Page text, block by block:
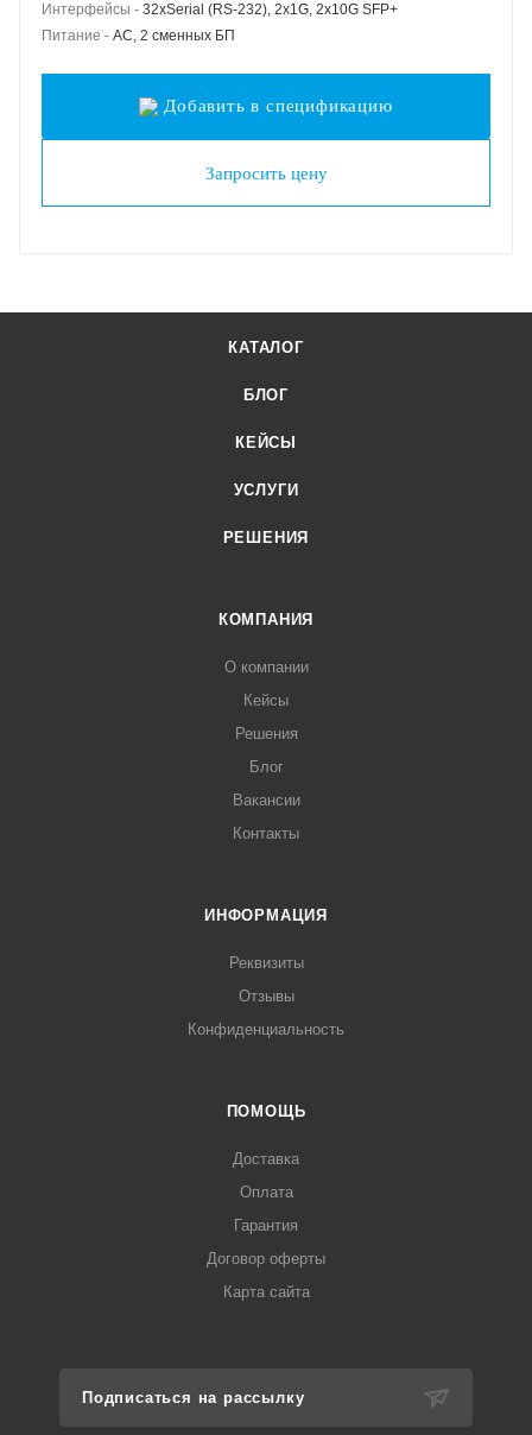
Интерфейсы - 32xSerial (RS-232), 2x1G, 2x10G SFP+
Питание - AC, 2 сменных БП
Добавить в спецификацию
Запросить цену
КАТАЛОГ
БЛОГ
КЕЙСЫ
УСЛУГИ
РЕШЕНИЯ
КОМПАНИЯ
О компании
Кейсы
Решения
Блог
Вакансии
Контакты
ИНФОРМАЦИЯ
Реквизиты
Отзывы
Конфиденциальность
ПОМОЩЬ
Доставка
Оплата
Гарантия
Договор оферты
Карта сайта
Подписаться на рассылку